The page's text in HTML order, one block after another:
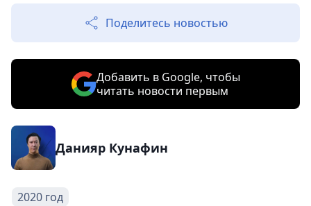
Поделитесь новостью
Добавить в Google, чтобы
читать новости первым
Данияр Кунафин
2020 год